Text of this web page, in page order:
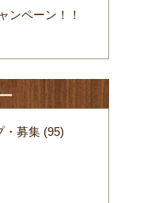
ンペーン！！
・募集(95)